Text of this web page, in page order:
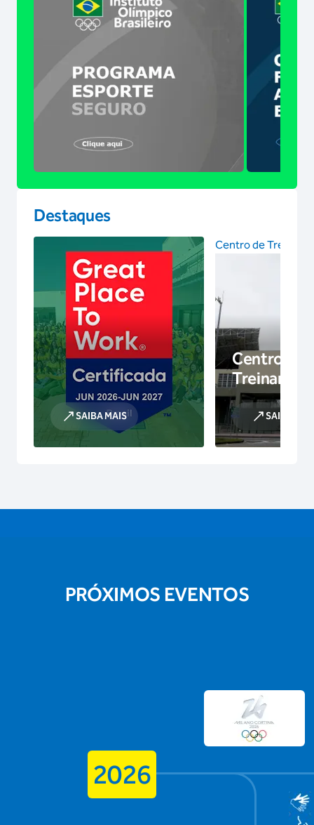
Destaques
SAIBA MAIS
Centro de
Centro de
SAIBA
PRÓXIMOS EVENTOS
2026